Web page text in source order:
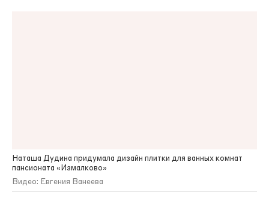
Наташа Дудина придумала дизайн плитки для ванных комнат
пансионата «Измалково»
Видео: Евгения Ванеева